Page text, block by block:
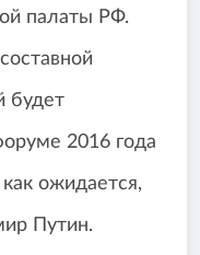
палаты РФ.
будет
2016 года
ожидается,
Путин.